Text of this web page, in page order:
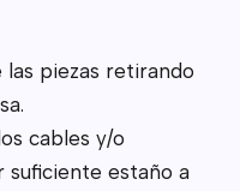
piezas retirando
cables y/o
suficiente estaño a